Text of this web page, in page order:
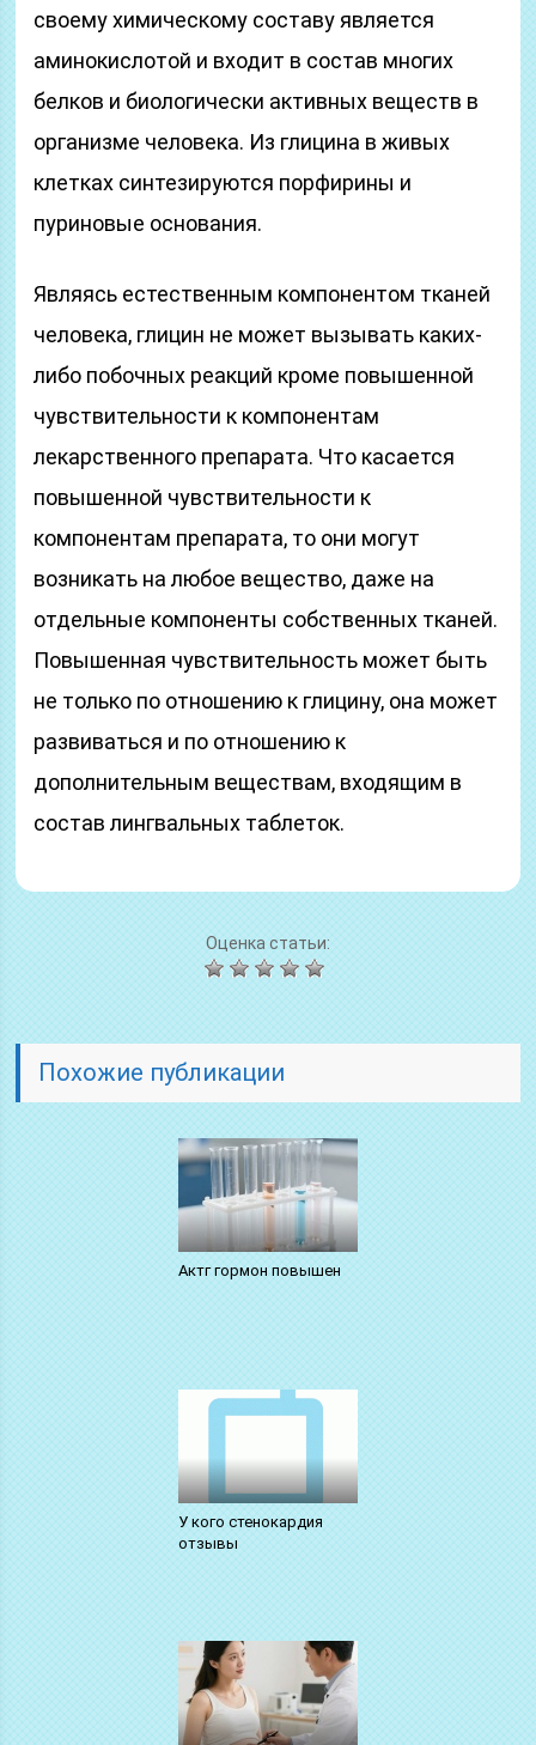
своему химическому составу является
аминокислотой и входит в состав многих
белков и биологически активных веществ в
организме человека. Из глицина в живых
клетках синтезируются порфирины и
пуриновые основания.
Являясь естественным компонентом тканей
человека, глицин не может вызывать каких-
либо побочных реакций кроме повышенной
чувствительности к компонентам
лекарственного препарата. Что касается
повышенной чувствительности к
компонентам препарата, то они могут
возникать на любое вещество, даже на
отдельные компоненты собственных тканей.
Повышенная чувствительность может быть
не только по отношению к глицину, она может
развиваться и по отношению к
дополнительным веществам, входящим в
состав лингвальных таблеток.
Оценка статьи:
Похожие публикации
Актг гормон повышен
У кого стенокардия
отзывы